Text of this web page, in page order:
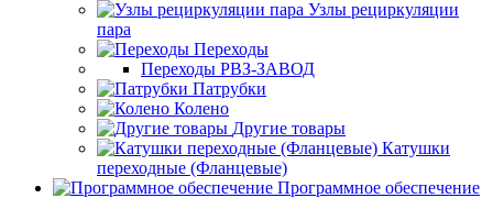
Узлы рециркуляции
пара
Переходы
Переходы РВЗ-ЗАВОД
Патрубки
Колено
Другие товары
Катушки
переходные (Фланцевые)
Программное обеспечение